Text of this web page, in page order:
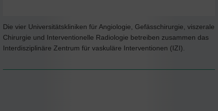
Die vier Universitätskliniken für Angiologie, Gefässchirurgie, viszerale
Chirurgie und Interventionelle Radiologie betreiben zusammen das
Interdisziplinäre Zentrum für vaskuläre Interventionen (IZI).